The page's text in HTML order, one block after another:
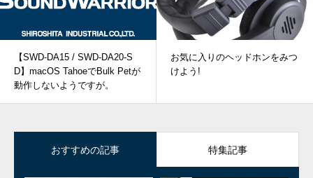
【SWD-DA15 / SWD-DA20-S
D】macOS TahoeでBulk Petが
動作しないようですが。
お気に入りのヘッドホンをみつ
けよう!
おすすめの記事 特集記事